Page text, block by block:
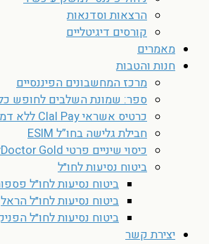
הרצאות וסדנאות
קורסים דיגיטליים
מאמרים
חנות והטבות
מרכז המחשבונים הפיננסיים
ספר: שמונת השלבים לחופש
כרטיס אשראי Clal Pay ללא דמי כרטיס
חבילת גלישה בחו”ל ESIM
כיסוי שיניים פרטי MyDoctor Gold
ביטוח נסיעות לחו״ל
ביטוח נסיעות לחו״ל
ביטוח נסיעות לחו״ל הראל
ביטוח נסיעות לחו״ל
יצירת קשר